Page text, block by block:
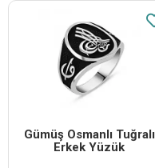
Gümüş Osmanlı Tuğralı
Erkek Yüzük